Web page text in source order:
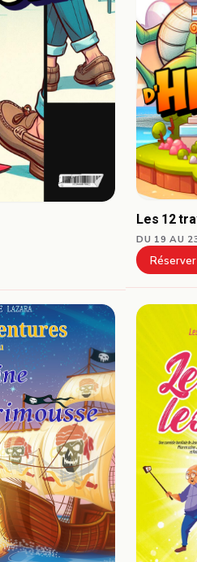
Les 12
DU 19 AU
Réserver